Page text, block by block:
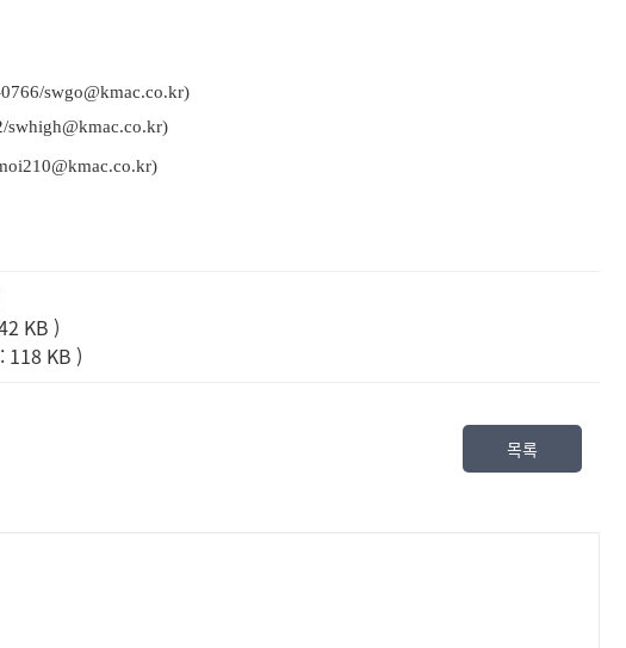
swgo@kmac.co.kr)
KB )
118 KB )
목록